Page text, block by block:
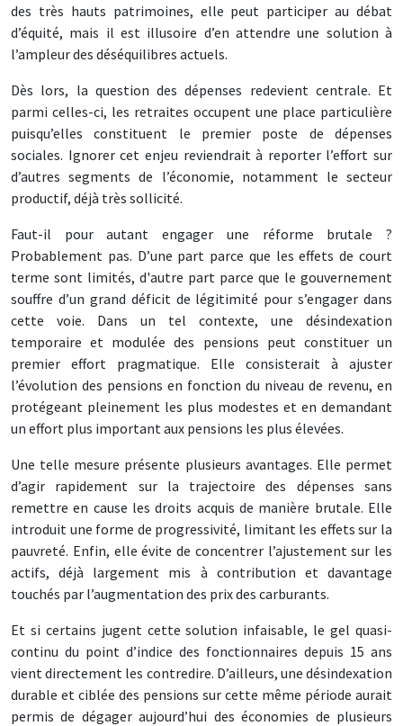
des très hauts patrimoines, elle peut participer au débat
d’équité, mais il est illusoire d’en attendre une solution à
l’ampleur des déséquilibres actuels.
Dès lors, la question des dépenses redevient centrale. Et
parmi celles-ci, les retraites occupent une place particulière
puisqu’elles constituent le premier poste de dépenses
sociales. Ignorer cet enjeu reviendrait à reporter l’effort sur
d’autres segments de l’économie, notamment le secteur
productif, déjà très sollicité.
Faut-il pour autant engager une réforme brutale ?
Probablement pas. D’une part parce que les effets de court
terme sont limités, d'autre part parce que le gouvernement
souffre d’un grand déficit de légitimité pour s’engager dans
cette voie. Dans un tel contexte, une désindexation
temporaire et modulée des pensions peut constituer un
premier effort pragmatique. Elle consisterait à ajuster
l’évolution des pensions en fonction du niveau de revenu, en
protégeant pleinement les plus modestes et en demandant
un effort plus important aux pensions les plus élevées.
Une telle mesure présente plusieurs avantages. Elle permet
d’agir rapidement sur la trajectoire des dépenses sans
remettre en cause les droits acquis de manière brutale. Elle
introduit une forme de progressivité, limitant les effets sur la
pauvreté. Enfin, elle évite de concentrer l’ajustement sur les
actifs, déjà largement mis à contribution et davantage
touchés par l’augmentation des prix des carburants.
Et si certains jugent cette solution infaisable, le gel quasi-
continu du point d’indice des fonctionnaires depuis 15 ans
vient directement les contredire. D’ailleurs, une désindexation
durable et ciblée des pensions sur cette même période aurait
permis de dégager aujourd’hui des économies de plusieurs